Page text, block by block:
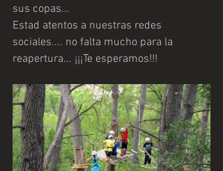
sus copas...
Estad atentos a nuestras redes
sociales.... no falta mucho para la
reapertura... ¡¡¡Te esperamos!!!